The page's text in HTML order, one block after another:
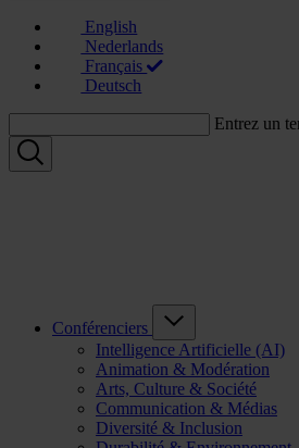
English
Nederlands
Français
Deutsch
Entrez un
Conférenciers
Intelligence Artificielle (AI)
Animation & Modération
Arts, Culture & Société
Communication & Médias
Diversité & Inclusion